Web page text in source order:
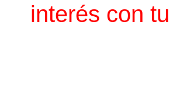
interés con